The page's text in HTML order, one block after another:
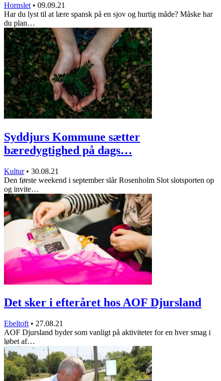
Hornslet • 09.09.21
Har du lyst til at lære spansk på en sjov og hurtig måde? Måske har
du plan…
Syddjurs Kommune sætter
bæredygtighed på dags…
Kultur • 30.08.21
Den første weekend i september slår Rosenholm Slot slotsporten op
og invite…
Det sker i efteråret hos AOF Djursland
Ebeltoft • 27.08.21
AOF Djursland byder som vanligt på aktiviteter for en hver smag i
løbet af…